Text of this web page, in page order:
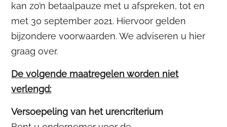
kan zo’n betaalpauze met u afspreken, tot en
met 30 september 2021. Hiervoor gelden
bijzondere voorwaarden. We adviseren u hier
graag over.
De volgende maatregelen worden niet
verlengd:
Versoepeling van het urencriterium